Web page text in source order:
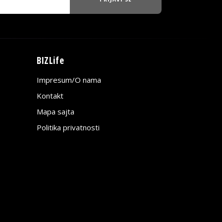
BIZLife
Impresum/O nama
Kontakt
Mapa sajta
Politika privatnosti